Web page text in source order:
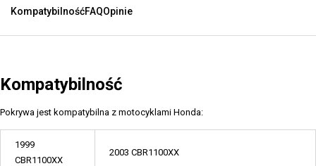
KompatybilnośćFAQOpinie
Kompatybilność
Pokrywa jest kompatybilna z motocyklami Honda:
1999
CBR1100XX
2003 CBR1100XX